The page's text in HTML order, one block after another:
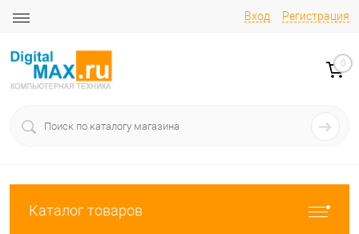
Вход Регистрация
0
Каталог товаров